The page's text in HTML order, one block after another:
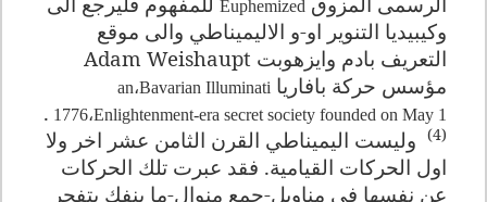
Euphemized
وكيبيديا التنوير او-و الاليميناطي والى موقع
التعريف بادم وايزهوبت Adam Weishaupt
مؤسس حركة بافاريا Bavarian Illuminati،an
Enlightenment-era secret society founded on May 1،1776
.
(4) وليست اليميناطي القرن الثامن عشر اخر ولا
اول الحركات القيامية. فقد عبرت تلك الحركات
عن نفسها فى مناويل-جمع منوال-ما ينفك يتفجر